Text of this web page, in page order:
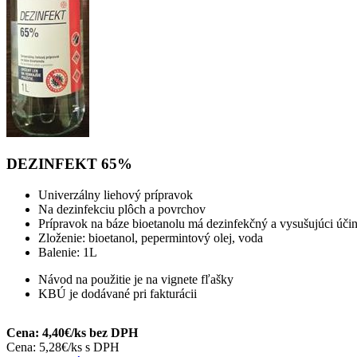
DEZINFEKT 65%
Univerzálny liehový prípravok
Na dezinfekciu plôch a povrchov
Prípravok na báze bioetanolu má dezinfekčný a vysušujúci
Zloženie: bioetanol, pepermintový olej, voda
Balenie: 1L
Návod na použitie je na vignete fľašky
KBÚ je dodávané pri fakturácii
Cena: 4,40€/ks bez DPH
Cena: 5,28€/ks s DPH